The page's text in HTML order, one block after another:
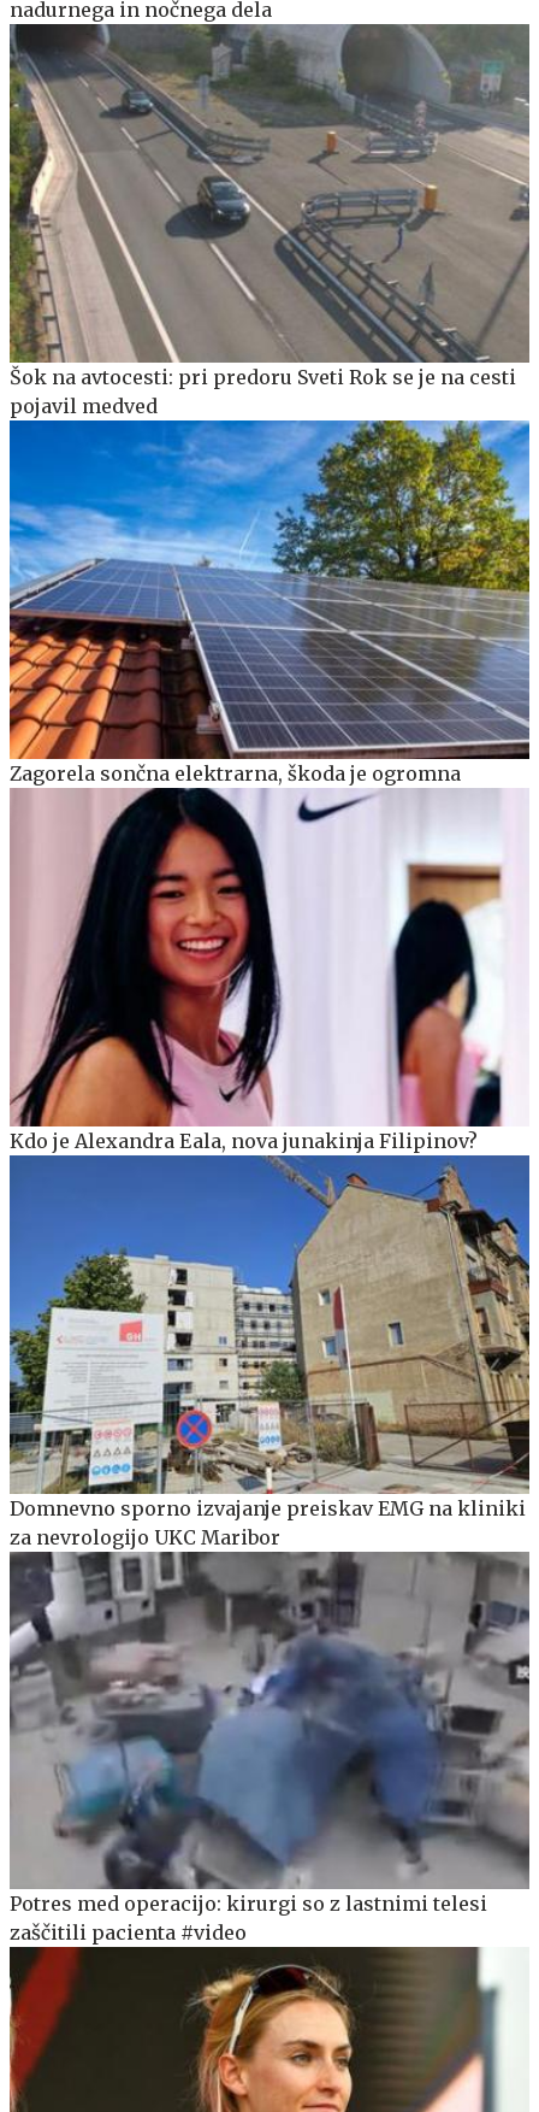
nadurnega in nočnega dela
Šok na avtocesti: pri predoru Sveti Rok se je na cesti
pojavil medved
Zagorela sončna elektrarna, škoda je ogromna
Kdo je Alexandra Eala, nova junakinja Filipinov?
Domnevno sporno izvajanje preiskav EMG na kliniki
za nevrologijo UKC Maribor
Potres med operacijo: kirurgi so z lastnimi telesi
zaščitili pacienta #video